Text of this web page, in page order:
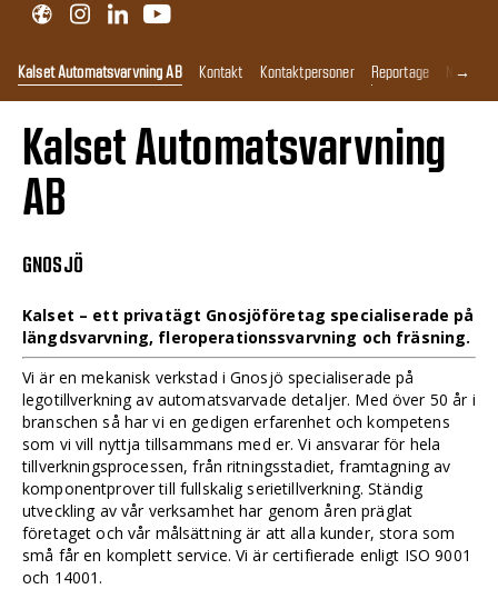
Kalset Automatsvarvning AB Kontakt Kontaktpersoner Reportage Nyheter
→
Kalset Automatsvarvning
AB
GNOSJÖ
Kalset – ett privatägt Gnosjöföretag specialiserade på
längdsvarvning, fleroperationssvarvning och fräsning.
Vi är en mekanisk verkstad i Gnosjö specialiserade på
legotillverkning av automatsvarvade detaljer. Med över 50 år i
branschen så har vi en gedigen erfarenhet och kompetens
som vi vill nyttja tillsammans med er. Vi ansvarar för hela
tillverkningsprocessen, från ritningsstadiet, framtagning av
komponentprover till fullskalig serietillverkning. Ständig
utveckling av vår verksamhet har genom åren präglat
företaget och vår målsättning är att alla kunder, stora som
små får en komplett service. Vi är certifierade enligt ISO 9001
och 14001.